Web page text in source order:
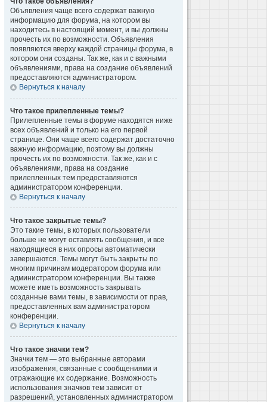
Объявления чаще всего содержат важную
информацию для форума, на котором вы
находитесь в настоящий момент, и вы должны
прочесть их по возможности. Объявления
появляются вверху каждой страницы форума, в
котором они созданы. Так же, как и с важными
объявлениями, права на создание объявлений
предоставляются администратором.
Вернуться к началу
Что такое прилепленные темы?
Прилепленные темы в форуме находятся ниже
всех объявлений и только на его первой
странице. Они чаще всего содержат достаточно
важную информацию, поэтому вы должны
прочесть их по возможности. Так же, как и с
объявлениями, права на создание
прилепленных тем предоставляются
администратором конференции.
Вернуться к началу
Что такое закрытые темы?
Это такие темы, в которых пользователи
больше не могут оставлять сообщения, и все
находящиеся в них опросы автоматически
завершаются. Темы могут быть закрыты по
многим причинам модератором форума или
администратором конференции. Вы также
можете иметь возможность закрывать
созданные вами темы, в зависимости от прав,
предоставленных вам администратором
конференции.
Вернуться к началу
Что такое значки тем?
Значки тем — это выбранные авторами
изображения, связанные с сообщениями и
отражающие их содержание. Возможность
использования значков тем зависит от
разрешений, установленных администратором